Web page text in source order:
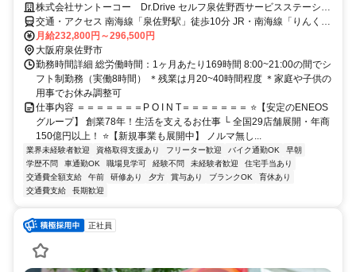
株式会社サントーコー Dr.Drive セルフ泉佐野西サービスステーショ
ン
交通・アクセス 南海線「泉佐野駅」徒歩10分 JR・南海線「りんくう
タウン駅」徒歩15分
月給232,800円～296,500円
大阪府泉佐野市
勤務時間詳細 総労働時間：1ヶ月あたり169時間 8:00~21:00の間でシ
フト制勤務（実働8時間） ＊残業は月20~40時間程度 ＊家庭や子供の
用事でお休み調整可
仕事内容 ＝＝＝＝＝＝＝P O I N T＝＝＝＝＝＝＝ ⭐【安定のENEOS
グループ】 創業78年！生活を支えるお仕事 └ 全国29店舗展開・年商
150億円以上！ ⭐【新規事業も展開中】 ノルマ無し...
業界未経験者歓迎 資格取得支援あり フリーター歓迎 バイク通勤OK
早朝
学歴不問
車通勤OK 職場見学可 経験不問 未経験者歓迎
住宅手当あり
交通費全額支給
午前 研修あり 夕方 賞与あり ブランクOK
育休あり
交通費支給
長期歓迎
正社員